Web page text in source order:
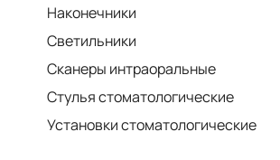
Наконечники
Светильники
Сканеры интраоральные
Стулья стоматологические
Установки стоматологические